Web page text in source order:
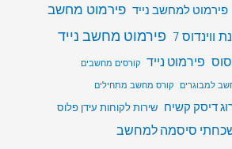
פירמוט למחשב נייד פירמוט מחשב
7
פירמוט מחשב נייד
פירמוט נייד קורסים מחשבים
למבוגרים
קורס מחשב מתחילים
דיסק קשיח שירות לקוחות עידן פלוס
סיסמה למחשב